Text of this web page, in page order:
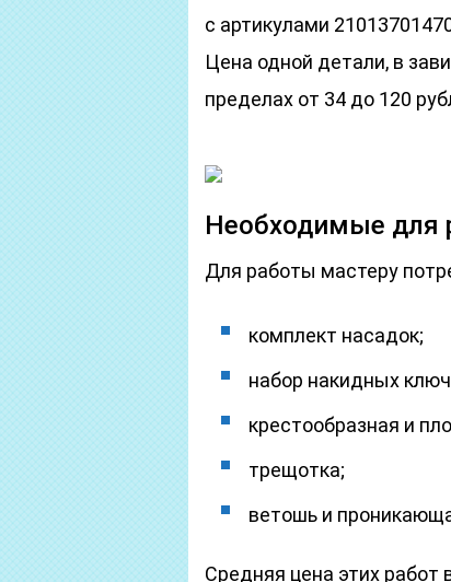
с артикулами
Цена одной детали, в
пределах от 34 до 120
Необходимые для
Для работы мастеру
комплект насадок;
набор накидных
крестообразная и
трещотка;
ветошь и
Средняя цена этих работ